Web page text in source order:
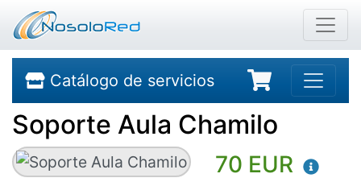
Catálogo de servicios
Soporte Aula Chamilo
70 EUR